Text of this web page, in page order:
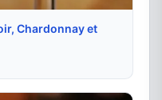
Chardonnay et